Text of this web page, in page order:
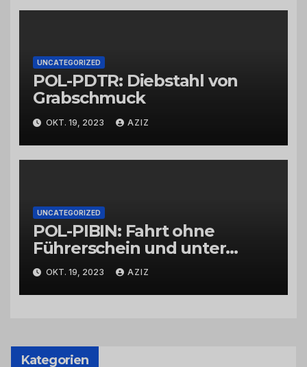
UNCATEGORIZED
POL-PDTR: Diebstahl von
Grabschmuck
OKT. 19, 2023 AZIZ
UNCATEGORIZED
POL-PIBIN: Fahrt ohne
Führerschein und unter
Einfluss von Drogen
OKT. 19, 2023 AZIZ
Kategorien